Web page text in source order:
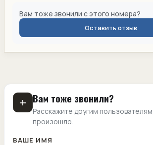
Вам тоже звонили с этого номера?
Оставить отзыв
+ Вам тоже звонили?
Расскажите другим
произошло.
ВАШЕ ИМЯ